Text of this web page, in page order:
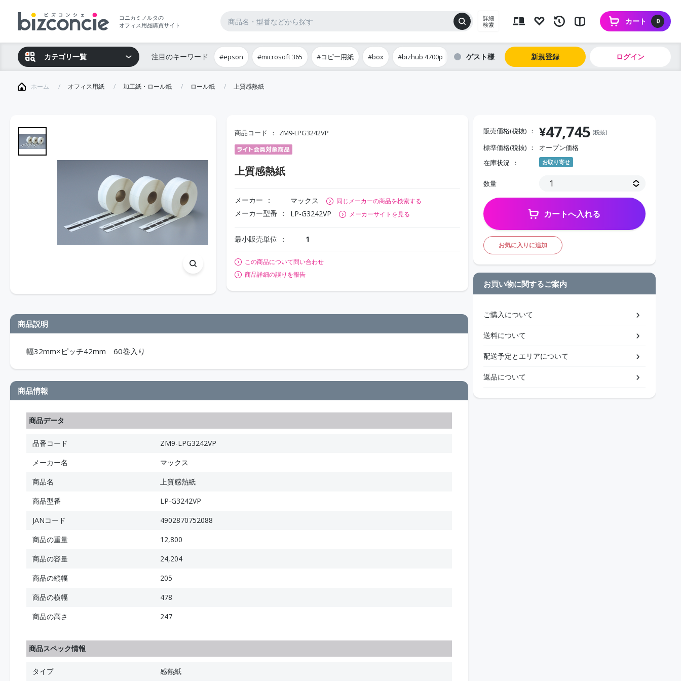
コニカミノルタの
オフィス用品購買サイト
詳細
検索
0
カート
カテゴリ一覧 注目のキーワード #epson #microsoft 365 #コピー用紙 #box #bizhub 4700p ゲスト 新規登録 ログイン
ホーム オフィス用紙 加工紙・ロール紙 ロール紙 上質感熱紙
商品コード ZM9-LPG3242VP
上質感熱紙
メーカー マックス 同じメーカーの商品を検索する
メーカー型番 LP-G3242VP メーカーサイトを見る
最小販売単位 1
この商品について問い合わせ
商品詳細の誤りを報告
商品説明
幅32mm×ピッチ42mm 60巻入り
商品情報
商品データ
品番コード
ZM9-LPG3242VP
メーカー名
マックス
商品名
上質感熱紙
商品型番
LP-G3242VP
JANコード
4902870752088
商品の重量
12,800
商品の容量
24,204
商品の縦幅
205
商品の横幅
478
商品の高さ
247
商品スペック情報
タイプ
感熱紙
販売価格(税抜) ¥47,745 (税抜)
標準価格(税抜)
オープン価格
在庫状況
お取り寄せ
数量
カートへ入れる
お気に入りに追加
お買い物に関するご案内
ご購入について
送料について
配送予定とエリアについて
返品について